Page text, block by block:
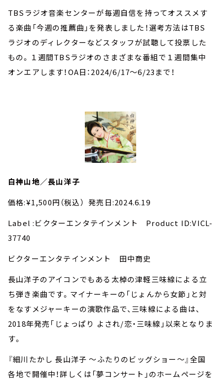
TBSラジオ音楽センターが毎週自信を持ってオススメす
る楽曲「今週の推薦曲」を発表しました！選考方法はTBS
ラジオのディレクターなどスタッフが試聴して投票した
もの。１週間TBSラジオのさまざまな番組で１週間集中
オンエアします！OA日：2024/6/17～6/23まで！
白神山地／長山洋子
価格:¥1,500円（税込） 発売日:2024.6.19
Label :ビクターエンタテインメント Product ID:VICL-
37740
ビクターエンタテインメント 田中商史
長山洋子のアイコンでもある太棹の津軽三味線による立
ち弾き楽曲です。マイナーキーの「じょんから女節」と対
をなすメジャーキーの演歌作品で、三味線による曲は、
2018年発売「じょっぱり よされ/恋・三味線」以来となりま
す。
『細川たかし 長山洋子 ～ふたりのビッグショー～』全国
各地で開催中！詳しくは「夢コンサート」のホームページを